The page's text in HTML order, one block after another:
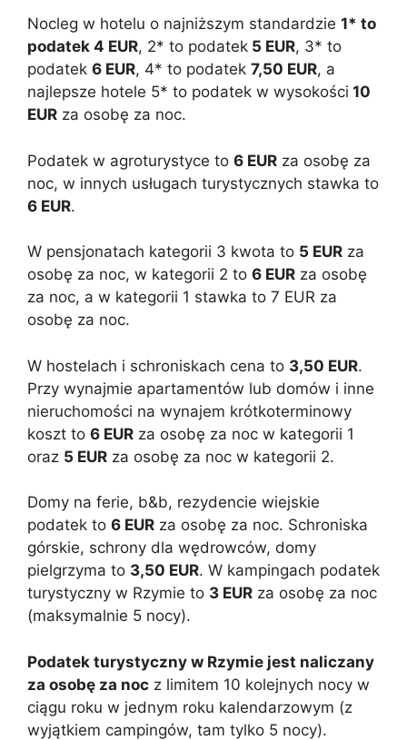
Nocleg w hotelu o najniższym standardzie 1* to
podatek 4 EUR, 2* to podatek 5 EUR, 3* to
podatek 6 EUR, 4* to podatek 7,50 EUR, a
najlepsze hotele 5* to podatek w wysokości 10
EUR za osobę za noc.
Podatek w agroturystyce to 6 EUR za osobę za
noc, w innych usługach turystycznych stawka to
6 EUR.
W pensjonatach kategorii 3 kwota to 5 EUR za
osobę za noc, w kategorii 2 to 6 EUR za osobę
za noc, a w kategorii 1 stawka to 7 EUR za
osobę za noc.
W hostelach i schroniskach cena to 3,50 EUR.
Przy wynajmie apartamentów lub domów i inne
nieruchomości na wynajem krótkoterminowy
koszt to 6 EUR za osobę za noc w kategorii 1
oraz 5 EUR za osobę za noc w kategorii 2.
Domy na ferie, b&b, rezydencie wiejskie
podatek to 6 EUR za osobę za noc. Schroniska
górskie, schrony dla wędrowców, domy
pielgrzyma to 3,50 EUR. W kampingach podatek
turystyczny w Rzymie to 3 EUR za osobę za noc
(maksymalnie 5 nocy).
Podatek turystyczny w Rzymie jest naliczany
za osobę za noc z limitem 10 kolejnych nocy w
ciągu roku w jednym roku kalendarzowym (z
wyjątkiem campingów, tam tylko 5 nocy).